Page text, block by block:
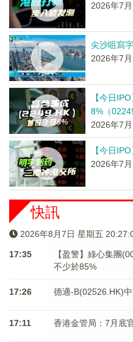
2026年7
尖沙咀寫
2026年7
【今日
8%（
2026年7
【今日
2026年7
快訊
2026年8月7日 星期五
17:35
【盈警】綠心集團
不少於85%
17:26 德適-B(02526.HK)
17:11 香港金管局：7月底